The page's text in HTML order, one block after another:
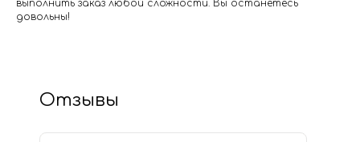
выполнить заказ любой сложности. Вы останетесь
довольны!
Отзывы